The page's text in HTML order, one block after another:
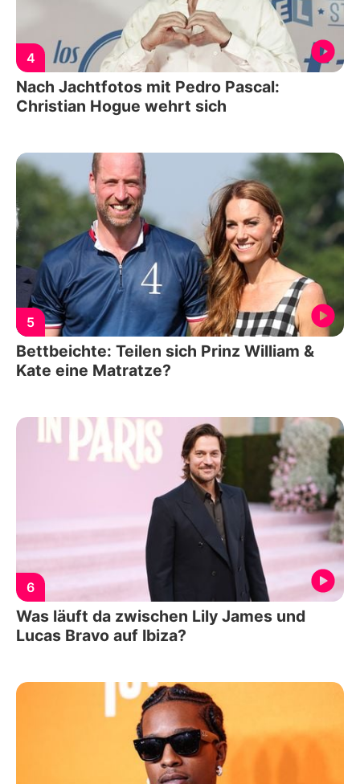
4
Nach Jachtfotos mit Pedro Pascal:
Christian Hogue wehrt sich
5
Bettbeichte: Teilen sich Prinz William &
Kate eine Matratze?
6
Was läuft da zwischen Lily James und
Lucas Bravo auf Ibiza?